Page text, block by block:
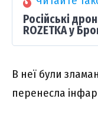
Російські
ROZETKA у
В неї були
перенесла